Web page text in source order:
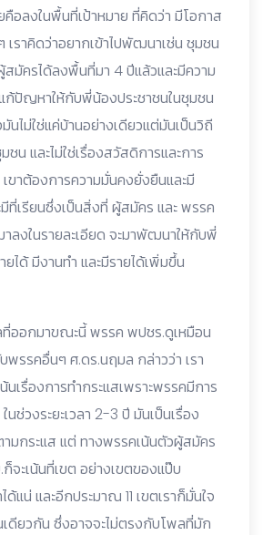
อลงในพื้นที่เป้าหมาย ที่คิดว่า มีโอกาส
เราคิดว่าอยากเข้าไปพัฒนาเช่น ชุมชน
มัครได้ลงพื้นที่มา 4 ปีแล้วและมีความ
ก้ปัญหาให้กับพี่น้องประชาชนในชุมชน
นไม่ใช่แค่บ้านอย่างเดียวแต่มันเป็นวิถี
น และไม่ใช่เรื่องสวัสดิการและการ
ขาต้องการความมั่นคงยั่งยืนและมี
ที่เรียนซึ่งเป็นสิ่งที่ ผู้สมัคร และ พรรค
าลงในรายละเอียด จะมาพัฒนาให้กับพี่
ได้ มีงานทำ และมีรายได้เพิ่มขึ้น
อกมาขณะนี้ พรรค พปชร.ดูเหมือน
พรรคอื่นๆ ศ.ดร.นฤมล กล่าวว่า เรา
น้นเรื่องการทำกระแสเพราะพรรคมีการ
ช่วงระยะเวลา 2-3 ปี มันเป็นเรื่อง
มกระแส แต่ ทางพรรคเน้นตัวผู้สมัคร
จะเน้นที่เขต อย่างเขตของแป๊บ
แน่ และอีกประมาณ 11 เขตเราก็มั่นใจ
ดียวกัน ซึ่งอาจจะไม่ตรงกับโพลที่มัก